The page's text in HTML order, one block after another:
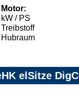
Motor:
kW / PS
Treibstoff
Hubraum
elSitze DigC